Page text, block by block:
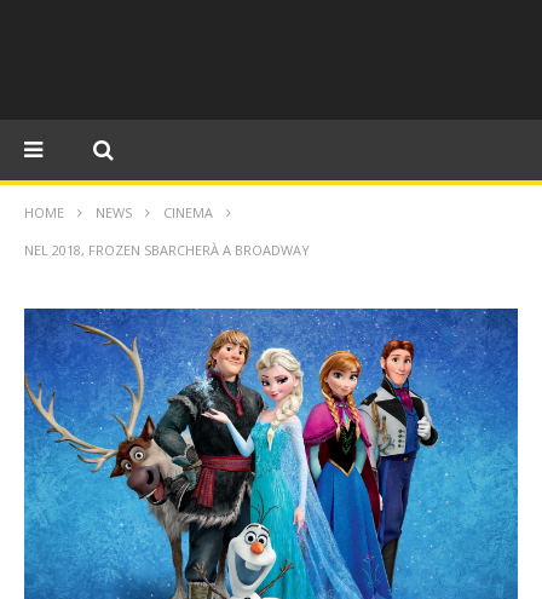
HOME NEWS CINEMA
NEL 2018, FROZEN SBARCHERÀ A BROADWAY